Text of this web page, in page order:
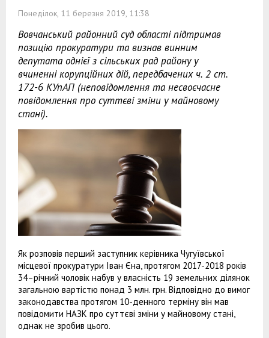
Понеділок, 11 березня 2019, 11:38
Вовчанський районний суд області підтримав
позицію прокуратури та визнав винним
депутата однієї з сільських рад району у
вчиненні корупційних дій, передбачених ч. 2 ст.
172-6 КУпАП (неповідомлення та несвоєчасне
повідомлення про суттєві зміни у майновому
стані).
Як розповів перший заступник керівника Чугуївської
місцевої прокуратури Іван Єна, протягом 2017-2018 років
34–річний чоловік набув у власність 19 земельних ділянок
загальною вартістю понад 3 млн. грн. Відповідно до вимог
законодавства протягом 10-денного терміну він мав
повідомити НАЗК про суттєві зміни у майновому стані,
однак не зробив цього.